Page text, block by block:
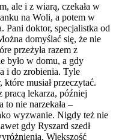
ale i z wiarą, czekała w
na Woli, a potem w
Pani doktor, specjalistka od
domyślać się, że nie
przeżyła razem z
było w domu, a gdy
i do zrobienia. Tyle
musiał przeczytać.
pracą lekarza, później
to nie narzekała –
wyzwanie. Nigdy też nie
gdy Ryszard szedł
Większość